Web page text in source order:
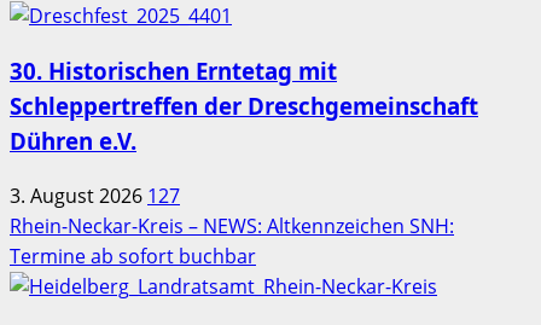
30. Historischen Erntetag mit
Schleppertreffen der Dreschgemeinschaft
Dühren e.V.
3. August 2026 127
Rhein-Neckar-Kreis – NEWS: Altkennzeichen SNH:
Termine ab sofort buchbar